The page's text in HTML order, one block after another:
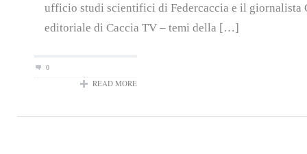
ufficio studi scientifici di Federcaccia e il giornalista
editoriale di Caccia TV – temi della […]
0
READ MORE